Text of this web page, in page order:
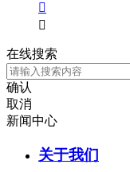


在线搜索
确认
取消
新闻中心
关于我们